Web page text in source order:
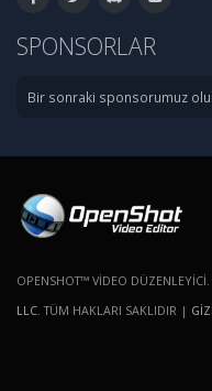
SPONSORLAR
Bir sonraki sponsorumuz
OPENSHOT™ VIDEO
LLC . TÜM HAKLARI SAKLIDIR |